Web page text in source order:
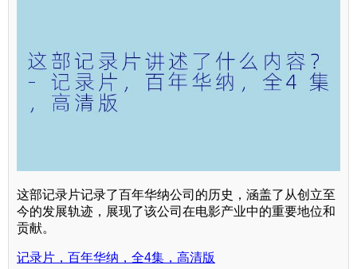
这部记录片记录了百年华纳公司的历史，涵盖了从创立至
今的发展轨迹，展现了该公司在电影产业中的重要地位和
贡献。
记录片，百年华纳，全4集，高清版